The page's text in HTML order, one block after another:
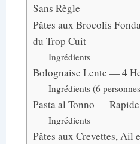
Sans Règle
Pâtes aux Brocolis
du Trop Cuit
Ingrédients
Bolognaise Lente — 4
Ingrédients (6
Pasta al Tonno —
Ingrédients
Pâtes aux Crevettes, Ail